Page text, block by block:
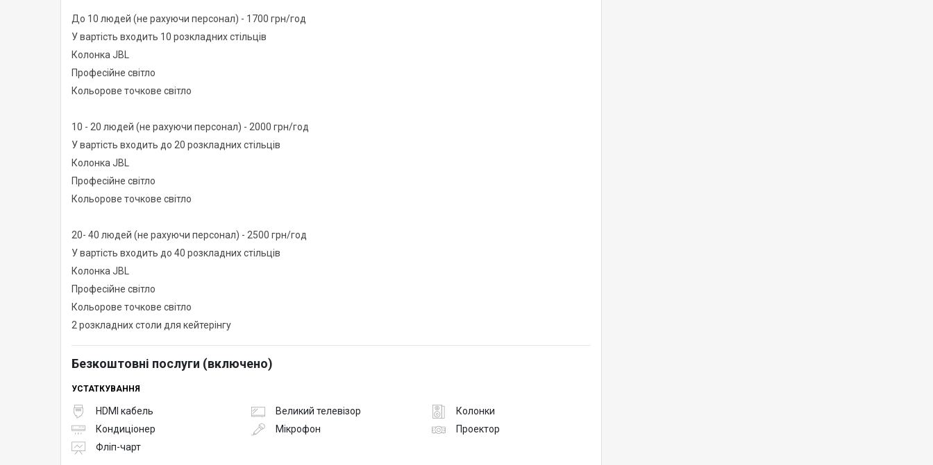
До 10 людей (не рахуючи персонал) - 1700 грн/год
У вартість входить 10 розкладних стільців
Колонка JBL
Професійне світло
Кольорове точкове світло
10 - 20 людей (не рахуючи персонал) - 2000 грн/год
У вартість входить до 20 розкладних стільців
Колонка JBL
Професійне світло
Кольорове точкове світло
20- 40 людей (не рахуючи персонал) - 2500 грн/год
У вартість входить до 40 розкладних стільців
Колонка JBL
Професійне світло
Кольорове точкове світло
2 розкладних столи для кейтерінгу
Безкоштовні послуги (включено)
УСТАТКУВАННЯ
HDMI кабель Великий телевізор
Колонки
Кондиціонер
Мікрофон
Проектор
Фліп-чарт